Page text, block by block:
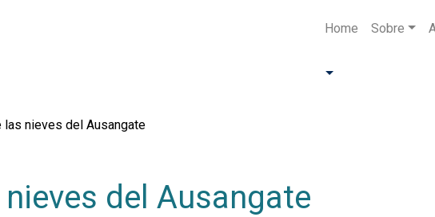
Home Sobre
las nieves del Ausangate
del Ausangate